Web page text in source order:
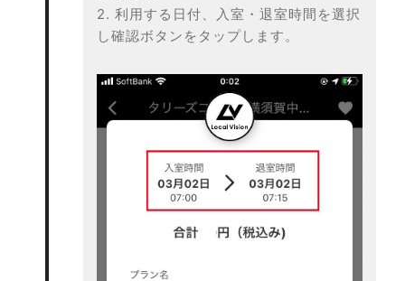
2. 利用する日付、入室・退室時間を選択
し確認ボタンをタップします。